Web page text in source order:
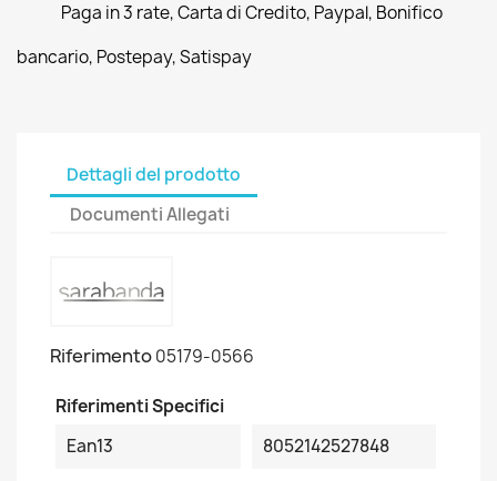
Paga in 3 rate, Carta di Credito, Paypal, Bonifico
bancario, Postepay, Satispay
Dettagli del prodotto
Documenti Allegati
Riferimento05179-0566
Riferimenti Specifici
Ean13
8052142527848